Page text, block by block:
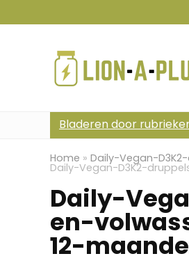
Bladeren door
Home » Daily-Vegan-
Daily-Vegan-D3K2-
Daily-
en-
12-